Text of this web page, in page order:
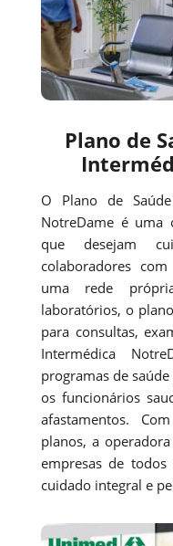
Plano de
O Plano de
NotreDame é uma
que desejam
colaboradores
uma rede
laboratórios, o
para consultas,
Intermédica
programas de
os funcionários
afastamentos.
planos, a
empresas de
cuidado integral e